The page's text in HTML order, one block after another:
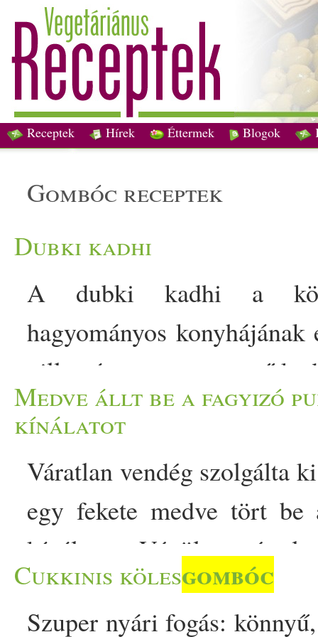
Receptek Hírek Éttermek Blogok
gombóc receptek
Dubki kadhi
A dubki kadhi a
hagyományos
pillantásra egy egyszerű
a titka az urad dálból
A hindi szó jelentése
a fűszeres, joghurtos
szívják annak ízeit. Ez
konyha találékonyságát.
Medve állt be a fagyizó
kínálatot
Váratlan vendég szolgálta
egy fekete medve tört be
kínálatot. Végül
Népszerű állomás a
South Lake Tahoe-ba
Cukkinis kölesgombóc
Szuper nyári fogás: